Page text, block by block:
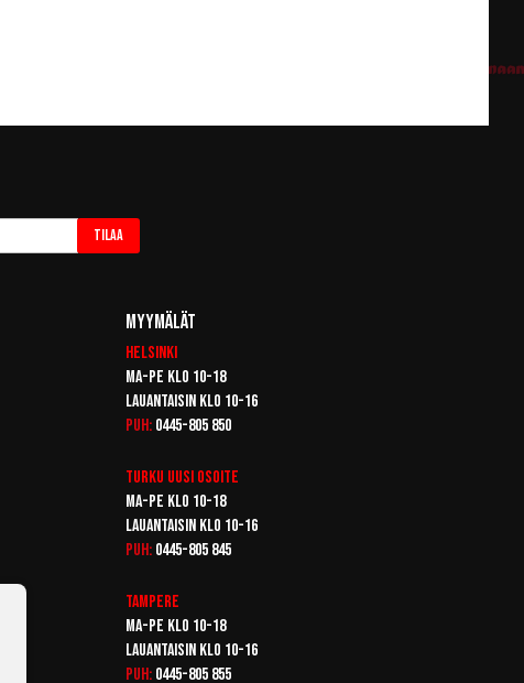
Tilaa
Myymälät
Helsinki
Ma-pe klo 10-18
Lauantaisin klo 10-16
Puh: 0445-805 850
Turku Uusi osoite
Ma-pe klo 10-18
Lauantaisin klo 10-16
Puh: 0445-805 845
Tampere
Ma-pe klo 10-18
Lauantaisin klo 10-16
Puh: 0445-805 855